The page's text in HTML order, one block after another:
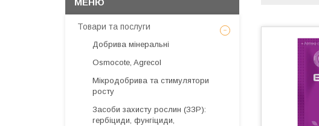
Товари та послуги
Добрива мінеральні
Osmocote, Agrecol
Мікродобрива та стимулятори
росту
Засоби захисту рослин (ЗЗР):
гербіциди, фунгіциди,